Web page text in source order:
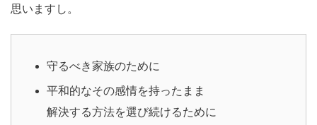
思いますし。
守るべき家族のために
平和的なその感情を持ったまま
解決する方法を選び続けるために